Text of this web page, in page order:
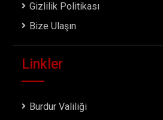
Gizlilik Politikası
Bize Ulaşın
Linkler
Burdur Valiliği